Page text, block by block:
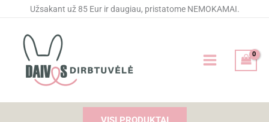
Užsakant už 85 Eur ir daugiau, pristatome NEMOKAMAI.